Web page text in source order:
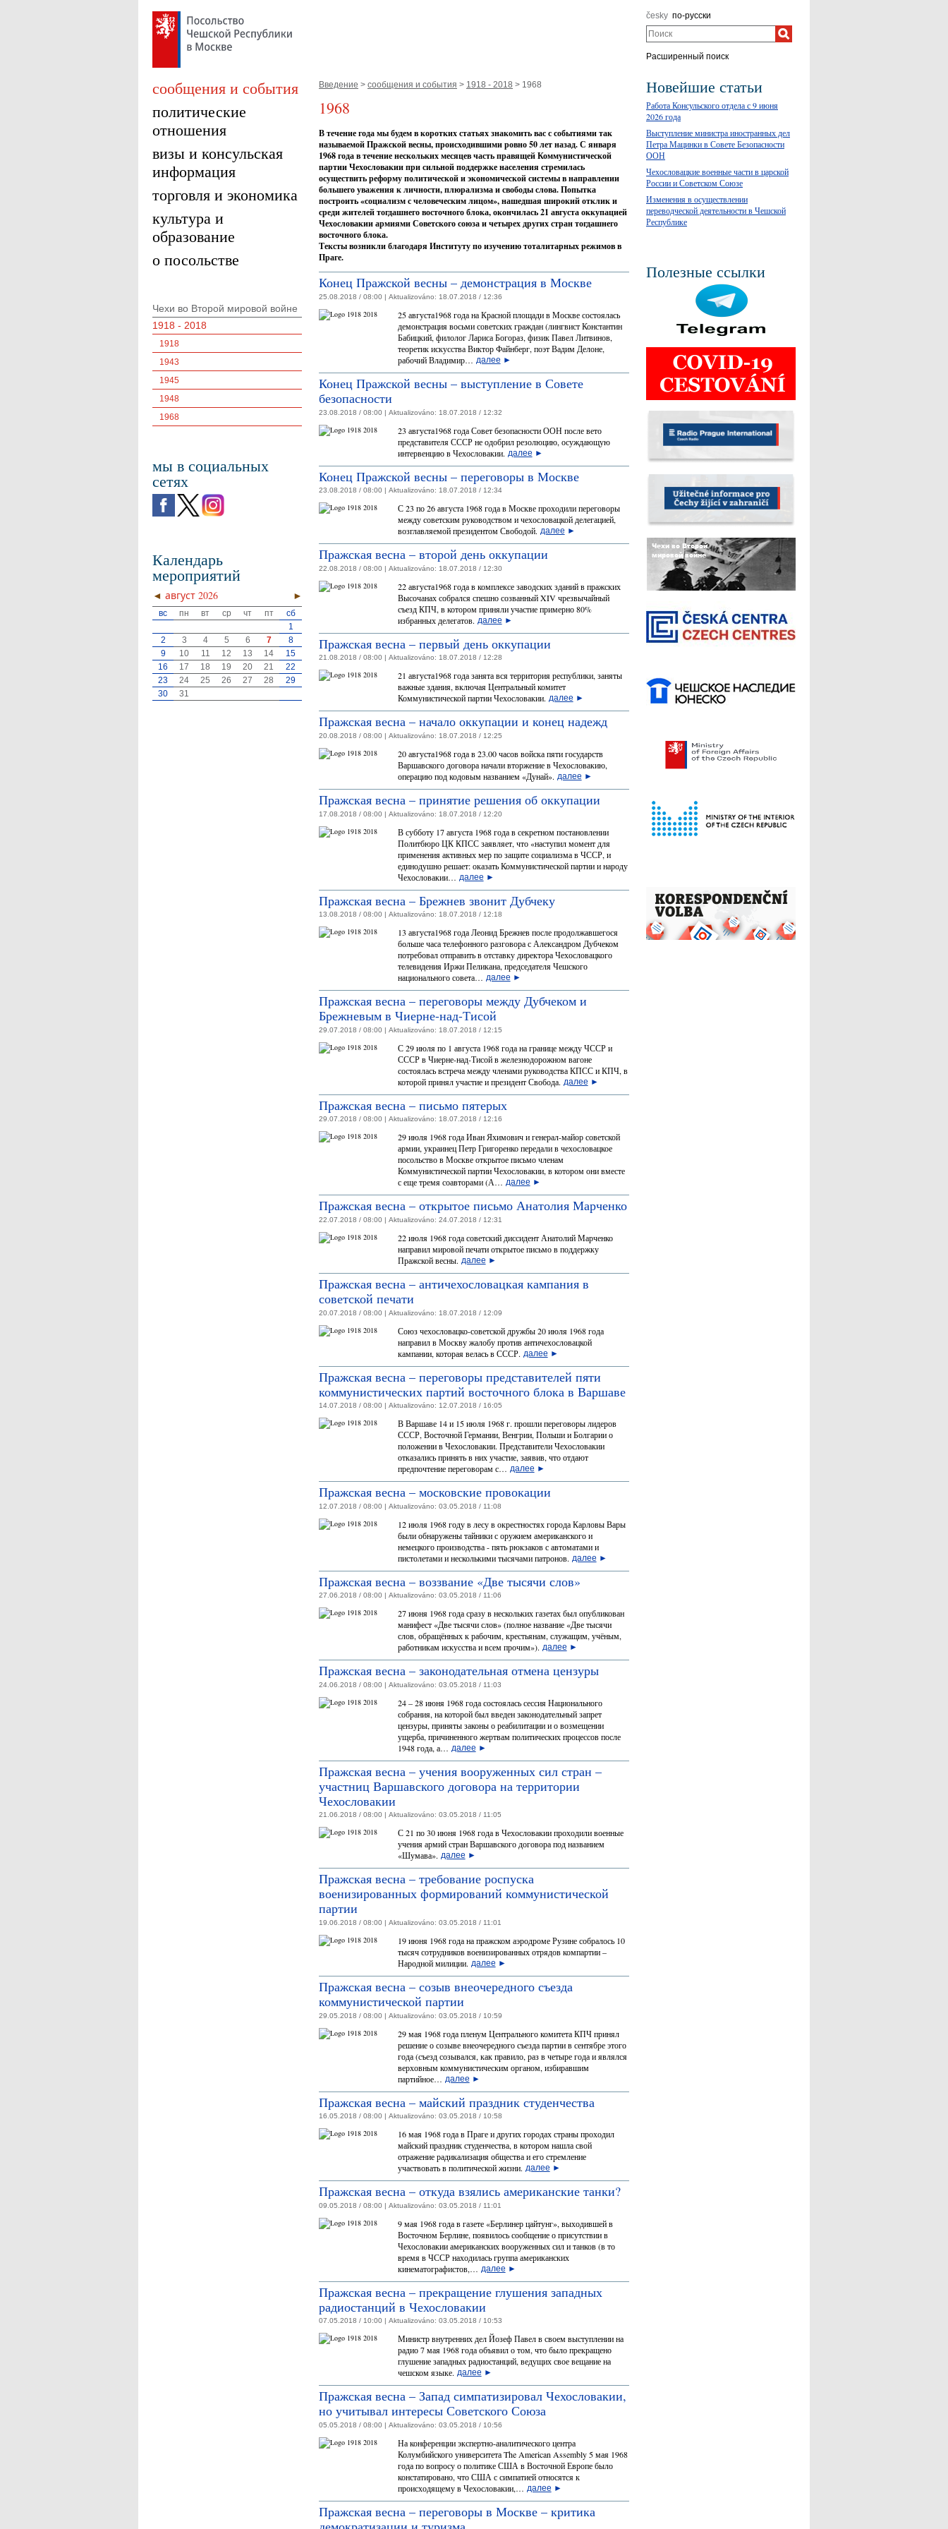
česky по-русски
Поиск
Расширенный поиск
Введение > сообщения и события > 1918 - 2018 > 1968
1968
В течение года мы будем в коротких статьях знакомить вас с событиями так
называемой Пражской весны, происходившими ровно 50 лет назад. С января
1968 года в течение нескольких месяцев часть правящей Коммунистической
партии Чехословакии при сильной поддержке населения стремилась
осуществить реформу политической и экономической системы в направлении
большего уважения к личности, плюрализма и свободы слова. Попытка
построить «социализм с человеческим лицом», нашедшая широкий отклик и
среди жителей тогдашнего восточного блока, окончилась 21 августа оккупацией
Чехословакии армиями Советского союза и четырех других стран тогдашнего
восточного блока.
Тексты возникли благодаря Институту по изучению тоталитарных режимов в
Праге.
Конец Пражской весны – демонстрация в Москве
25.08.2018 / 08:00 | Aktualizováno: 18.07.2018 / 12:36
25 августа1968 года на Красной площади в Москве состоялась
демонстрация восьми советских граждан (лингвист Константин
Бабицкий, филолог Лариса Богораз, физик Павел Литвинов,
теоретик искусства Виктор Файнберг, поэт Вадим Делоне,
рабочий Владимир… далее ►
Конец Пражской весны – выступление в Совете
безопасности
23.08.2018 / 08:00 | Aktualizováno: 18.07.2018 / 12:32
23 августа1968 года Совет безопасности ООН после вето
представителя СССР не одобрил резолюцию, осуждающую
интервенцию в Чехословакии. далее ►
Конец Пражской весны – переговоры в Москве
23.08.2018 / 08:00 | Aktualizováno: 18.07.2018 / 12:34
С 23 по 26 августа 1968 года в Москве проходили переговоры
между советским руководством и чехословацкой делегацией,
возглавляемой президентом Свободой. далее ►
Пражская весна – второй день оккупации
22.08.2018 / 08:00 | Aktualizováno: 18.07.2018 / 12:30
22 августа1968 года в комплексе заводских зданий в пражских
Высочанах собрался спешно созванный XIV чрезвычайный
съезд КПЧ, в котором приняли участие примерно 80%
избранных делегатов. далее ►
Пражская весна – первый день оккупации
21.08.2018 / 08:00 | Aktualizováno: 18.07.2018 / 12:28
21 августа1968 года занята вся территория республики, заняты
важные здания, включая Центральный комитет
Коммунистической партии Чехословакии. далее ►
Пражская весна – начало оккупации и конец надежд
20.08.2018 / 08:00 | Aktualizováno: 18.07.2018 / 12:25
20 августа1968 года в 23.00 часов войска пяти государств
Варшавского договора начали вторжение в Чехословакию,
операцию под кодовым названием «Дунай». далее ►
Пражская весна – принятие решения об оккупации
17.08.2018 / 08:00 | Aktualizováno: 18.07.2018 / 12:20
В субботу 17 августа 1968 года в секретном постановлении
Политбюро ЦК КПСС заявляет, что «наступил момент для
применения активных мер по защите социализма в ЧССР, и
единодушно решает: оказать Коммунистической партии и народу
Чехословакии… далее ►
Пражская весна – Брежнев звонит Дубчеку
13.08.2018 / 08:00 | Aktualizováno: 18.07.2018 / 12:18
13 августа1968 года Леонид Брежнев после продолжавшегося
больше часа телефонного разговора с Александром Дубчеком
потребовал отправить в отставку директора Чехословацкого
телевидения Иржи Пеликана, председателя Чешского
национального совета… далее ►
Пражская весна – переговоры между Дубчеком и
Брежневым в Чиерне-над-Тисой
29.07.2018 / 08:00 | Aktualizováno: 18.07.2018 / 12:15
С 29 июля по 1 августа 1968 года на границе между ЧССР и
СССР в Чиерне-над-Тисой в железнодорожном вагоне
состоялась встреча между членами руководства КПСС и КПЧ, в
которой принял участие и президент Свобода. далее ►
Пражская весна – письмо пятерых
29.07.2018 / 08:00 | Aktualizováno: 18.07.2018 / 12:16
29 июля 1968 года Иван Яхимович и генерал-майор советской
армии, украинец Петр Григоренко передали в чехословацкое
посольство в Москве открытое письмо членам
Коммунистической партии Чехословакии, в котором они вместе
с еще тремя соавторами (А… далее ►
Пражская весна – открытое письмо Анатолия Марченко
22.07.2018 / 08:00 | Aktualizováno: 24.07.2018 / 12:31
22 июля 1968 года советский диссидент Анатолий Марченко
направил мировой печати открытое письмо в поддержку
Пражской весны. далее ►
Пражская весна – античехословацкая кампания в
советской печати
20.07.2018 / 08:00 | Aktualizováno: 18.07.2018 / 12:09
Союз чехословацко-советской дружбы 20 июля 1968 года
направил в Москву жалобу против античехословацкой
кампании, которая велась в СССР. далее ►
Пражская весна – переговоры представителей пяти
коммунистических партий восточного блока в Варшаве
14.07.2018 / 08:00 | Aktualizováno: 12.07.2018 / 16:05
В Варшаве 14 и 15 июля 1968 г. прошли переговоры лидеров
СССР, Восточной Германии, Венгрии, Польши и Болгарии о
положении в Чехословакии. Представители Чехословакии
отказались принять в них участие, заявив, что отдают
предпочтение переговорам с… далее ►
Пражская весна – московские провокации
12.07.2018 / 08:00 | Aktualizováno: 03.05.2018 / 11:08
12 июля 1968 году в лесу в окрестностях города Карловы Вары
были обнаружены тайники с оружием американского и
немецкого производства - пять рюкзаков с автоматами и
пистолетами и несколькими тысячами патронов. далее ►
Пражская весна – воззвание «Две тысячи слов»
27.06.2018 / 08:00 | Aktualizováno: 03.05.2018 / 11:06
27 июня 1968 года сразу в нескольких газетах был опубликован
манифест «Две тысячи слов» (полное название «Две тысячи
слов, обращённых к рабочим, крестьянам, служащим, учёным,
работникам искусства и всем прочим»). далее ►
Пражская весна – законодательная отмена цензуры
24.06.2018 / 08:00 | Aktualizováno: 03.05.2018 / 11:03
24 – 28 июня 1968 года состоялась сессия Национального
собрания, на которой был введен законодательный запрет
цензуры, приняты законы о реабилитации и о возмещении
ущерба, причиненного жертвам политических процессов после
1948 года, а… далее ►
Пражская весна – учения вооруженных сил стран –
участниц Варшавского договора на территории
Чехословакии
21.06.2018 / 08:00 | Aktualizováno: 03.05.2018 / 11:05
С 21 по 30 июня 1968 года в Чехословакии проходили военные
учения армий стран Варшавского договора под названием
«Шумава». далее ►
Пражская весна – требование роспуска
военизированных формирований коммунистической
партии
19.06.2018 / 08:00 | Aktualizováno: 03.05.2018 / 11:01
19 июня 1968 года на пражском аэродроме Рузине собралось 10
тысяч сотрудников военизированных отрядов компартии –
Народной милиции. далее ►
Пражская весна – созыв внеочередного съезда
коммунистической партии
29.05.2018 / 08:00 | Aktualizováno: 03.05.2018 / 10:59
29 мая 1968 года пленум Центрального комитета КПЧ принял
решение о созыве внеочередного съезда партии в сентябре этого
года (съезд созывался, как правило, раз в четыре года и являлся
верховным коммунистическим органом, избиравшим
партийное… далее ►
Пражская весна – майский праздник студенчества
16.05.2018 / 08:00 | Aktualizováno: 03.05.2018 / 10:58
16 мая 1968 года в Праге и других городах страны проходил
майский праздник студенчества, в котором нашла свой
отражение радикализация общества и его стремление
участвовать в политической жизни. далее ►
Пражская весна – откуда взялись американские танки?
09.05.2018 / 08:00 | Aktualizováno: 03.05.2018 / 11:01
9 мая 1968 года в газете «Берлинер цайтунг», выходившей в
Восточном Берлине, появилось сообщение о присутствии в
Чехословакии американских вооруженных сил и танков (в то
время в ЧССР находилась группа американских
кинематографистов,… далее ►
Пражская весна – прекращение глушения западных
радиостанций в Чехословакии
07.05.2018 / 10:00 | Aktualizováno: 03.05.2018 / 10:53
Министр внутренних дел Йозеф Павел в своем выступлении на
радио 7 мая 1968 года объявил о том, что было прекращено
глушение западных радиостанций, ведущих свое вещание на
чешском языке. далее ►
Пражская весна – Запад симпатизировал Чехословакии,
но учитывал интересы Советского Союза
05.05.2018 / 08:00 | Aktualizováno: 03.05.2018 / 10:56
На конференции экспертно-аналитического центра
Колумбийского университета The American Assembly 5 мая 1968
года по вопросу о политике США в Восточной Европе было
констатировано, что США с симпатией относятся к
происходящему в Чехословакии,… далее ►
Пражская весна – переговоры в Москве – критика
сообщения и события
политические
отношения
визы и консульская
информация
торговля и экономика
культура и
образование
о посольстве
Чехи во Второй мировой войне
1918 - 2018
1918
1943
1945
1948
1968
мы в социальных
сетях
Календарь
мероприятий
◄ ►
август 2026
вс пн вт ср чт пт
сб
1
2
3 4 5 6 7
8
9
10 11 12 13 14
15
16
17 18 19 20 21
22
23
24 25 26 27 28
29
30
31
Новейшие статьи
Работа Консульского отдела с 9 июня
2026 года
Выступление министра иностранных дел
Петра Мацинки в Совете Безопасности
ООН
Чехословацкие военные части в царской
России и Советском Союзе
Изменения в осуществлении
переводческой деятельности в Чешской
Республике
Полезные ссылки